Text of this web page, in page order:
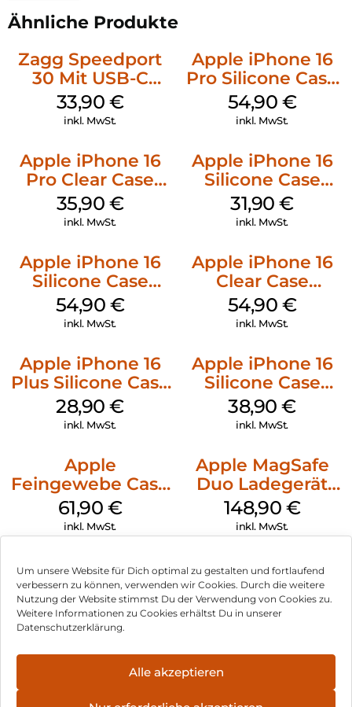
Um unsere Website für Dich optimal zu gestalten und fortlaufend
verbessern zu können, verwenden wir Cookies. Durch die weitere
Nutzung der Website stimmst Du der Verwendung von Cookies zu.
Weitere Informationen zu Cookies erhältst Du in unserer
Datenschutzerklärung.
Alle akzeptieren
Ähnliche Produkte
Zagg Speedport
30 Mit USB-C
Kabel Weiß
33,90 €
inkl. MwSt.
Apple iPhone 16
Pro Silicone Case
MagSafe Black
54,90 €
inkl. MwSt.
Apple iPhone 16
Pro Clear Case
MagSafe
Transparent
35,90 €
inkl. MwSt.
Apple iPhone 16
Silicone Case
MagSafe Fuchsia
31,90€
inkl. MwSt.
Apple iPhone 16
Silicone Case
MagSafe Black
54,90 €
inkl. MwSt.
Apple iPhone 16
Clear Case
MagSafe
Transparent
54,90 €
inkl. MwSt.
Apple iPhone 16
Plus Silicone Case
MagSafe Black
28,90€
inkl. MwSt.
Apple iPhone 16
Silicone Case
MagSafe
Ultramarine
38,90€
inkl. MwSt.
Apple
Feingewebe Case
iPhone 15 Pro
MagSafe Schwarz
61,90 €
inkl. MwSt.
Apple MagSafe
Duo Ladegerät
Weiß
148,90 €
inkl. MwSt.
Impressum